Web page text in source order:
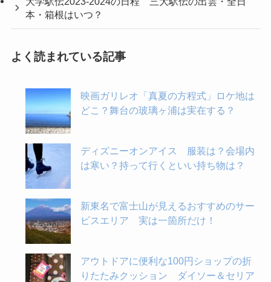
本・箱根はいつ？
よく読まれている記事
映画ガリレオ「真夏の方程式」ロケ地は
どこ？舞台の玻璃ヶ浦は実在する？
ディズニーオンアイス 服装は？会場内
は寒い？持って行くといい持ち物は？
新東名で富士山が見えるおすすめのサー
ビスエリア 実は一箇所だけ！
アウトドアに便利な100円ショップの折
りたたみクッション ダイソー＆セリア